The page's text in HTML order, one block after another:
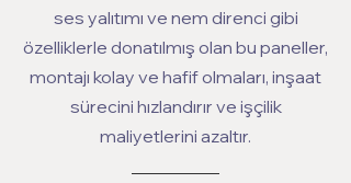
ses yalıtımı ve nem direnci gibi
özelliklerle donatılmış olan bu paneller,
montajı kolay ve hafif olmaları, inşaat
sürecini hızlandırır ve işçilik
maliyetlerini azaltır.